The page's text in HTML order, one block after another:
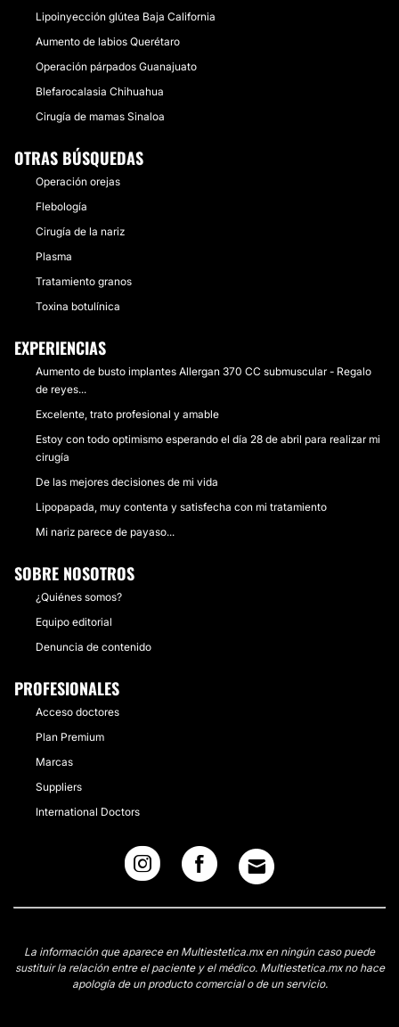
Lipoinyección glútea Baja California
Aumento de labios Querétaro
Operación párpados Guanajuato
Blefarocalasia Chihuahua
Cirugía de mamas Sinaloa
OTRAS BÚSQUEDAS
Operación orejas
Flebología
Cirugía de la nariz
Plasma
Tratamiento granos
Toxina botulínica
EXPERIENCIAS
Aumento de busto implantes Allergan 370 CC submuscular - Regalo
de reyes...
Excelente, trato profesional y amable
Estoy con todo optimismo esperando el día 28 de abril para realizar mi
cirugía
De las mejores decisiones de mi vida
Lipopapada, muy contenta y satisfecha con mi tratamiento
Mi nariz parece de payaso...
SOBRE NOSOTROS
¿Quiénes somos?
Equipo editorial
Denuncia de contenido
PROFESIONALES
Acceso doctores
Plan Premium
Marcas
Suppliers
International Doctors
La información que aparece en Multiestetica.mx en ningún caso puede
sustituir la relación entre el paciente y el médico. Multiestetica.mx no hace
apología de un producto comercial o de un servicio.